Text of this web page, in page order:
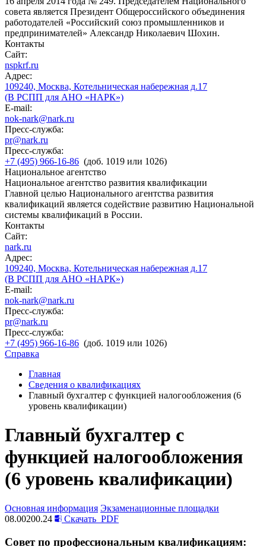
совета является Президент Общероссийского объединения
работодателей «Российский союз промышленников и
предпринимателей» Александр Николаевич Шохин.
Контакты
Сайт:
nspkrf.ru
Адрес:
109240, Москва, Котельническая набережная д.17
(В РСПП для АНО «НАРК»)
E-mail:
nok-nark@nark.ru
Пресс-служба:
pr@nark.ru
Пресс-служба:
+7 (495) 966-16-86 (доб. 1019 или 1026)
Национальное агентство
Национальное агентство развития квалификации
Главной целью Национального агентства развития
квалификаций является содействие развитию Национальной
системы квалификаций в России.
Контакты
Сайт:
nark.ru
Адрес:
109240, Москва, Котельническая набережная д.17
(В РСПП для АНО «НАРК»)
E-mail:
nok-nark@nark.ru
Пресс-служба:
pr@nark.ru
Пресс-служба:
+7 (495) 966-16-86 (доб. 1019 или 1026)
Справка
Главная
Сведения о квалификациях
Главный бухгалтер с функцией налогообложения (6
уровень квалификации)
Главный бухгалтер с
функцией налогообложения
(6 уровень квалификации)
Основная информация Экзаменационные площадки
08.00200.24
Скачать PDF
Совет по профессиональным квалификациям: